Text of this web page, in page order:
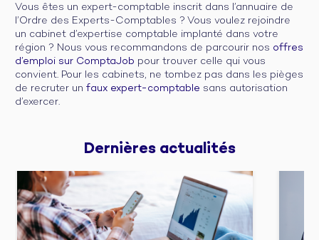
Vous êtes un expert-comptable inscrit dans l’annuaire de
l’Ordre des Experts-Comptables ? Vous voulez rejoindre
un cabinet d’expertise comptable implanté dans votre
région ? Nous vous recommandons de parcourir nos offres
d’emploi sur ComptaJob pour trouver celle qui vous
convient. Pour les cabinets, ne tombez pas dans les pièges
de recruter un faux expert-comptable sans autorisation
d’exercer.
Dernières actualités